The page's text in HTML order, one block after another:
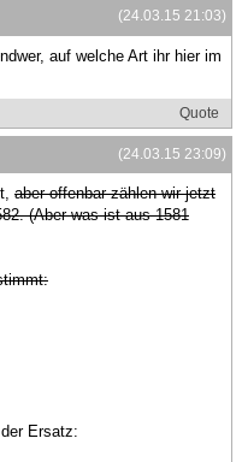
(24.03.15 21:03)
auf welche Art ihr hier im
Quote
(24.03.15 23:09)
aber offenbar zählen wir jetzt
(Aber was ist aus 1581
Ersatz: